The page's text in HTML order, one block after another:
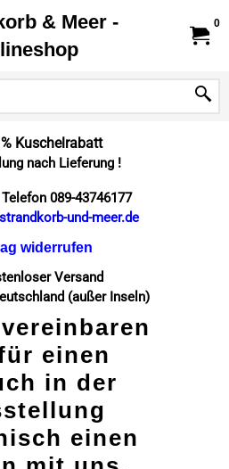
& Meer -
0
Kuschelrabatt
nach Lieferung !
089-43746177
und-meer.de
widerrufen
Versand
(außer Inseln)
einen
in der
einen